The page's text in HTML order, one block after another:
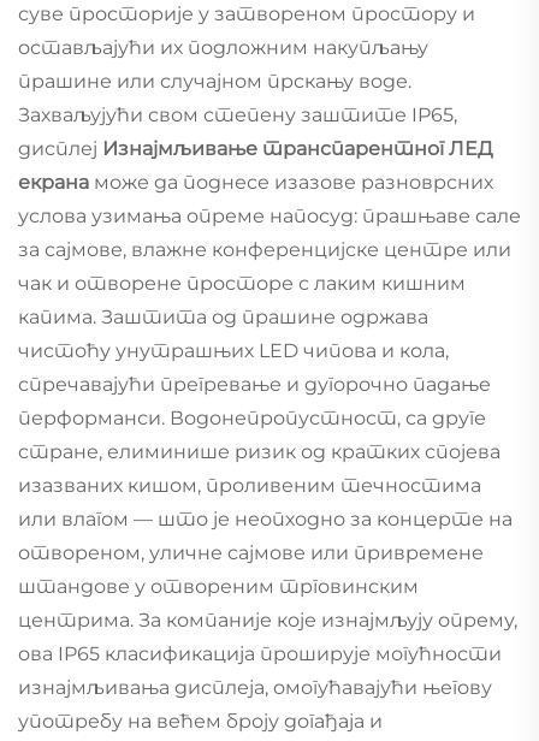
суве просторије у затвореном простору и
остављајући их подложним накупљању
прашине или случајном прскању воде.
Захваљујући свом степену заштите IP65,
дисплеј Изнајмљивање транспарентног ЛЕД
екрана може да поднесе изазове разноврсних
услова узимања опреме напосуд: прашњаве сале
за сајмове, влажне конференцијске центре или
чак и отворене просторе с лаким кишним
капима. Заштита од прашине одржава
чистоћу унутрашњих LED чипова и кола,
спречавајући прегревање и дугорочно падање
перформанси. Водонепропустност, са друге
стране, елиминише ризик од кратких спојева
изазваних кишом, проливеним течностима
или влагом — што је неопходно за концерте на
отвореном, уличне сајмове или привремене
штандове у отвореним трговинским
центрима. За компаније које изнајмљују опрему,
ова IP65 класификација проширује могућности
изнајмљивања дисплеја, омогућавајући његову
употребу на већем броју догађаја и